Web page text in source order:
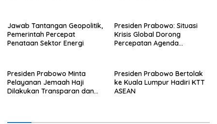
Jawab Tantangan Geopolitik,
Pemerintah Percepat
Penataan Sektor Energi
Presiden Prabowo: Situasi
Krisis Global Dorong
Percepatan Agenda
Presiden Prabowo Minta
Pelayanan Jemaah Haji
Dilakukan Transparan dan
Presiden Prabowo Bertolak
ke Kuala Lumpur Hadiri KTT
ASEAN